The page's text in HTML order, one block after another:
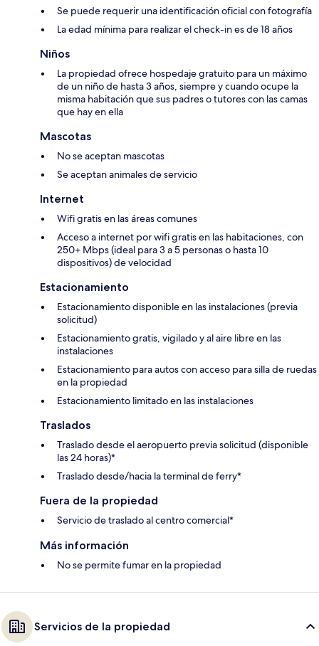
Se puede requerir una identificación oficial con fotografía
La edad mínima para realizar el check-in es de 18 años
Niños
La propiedad ofrece hospedaje gratuito para un máximo
de un niño de hasta 3 años, siempre y cuando ocupe la
misma habitación que sus padres o tutores con las camas
que hay en ella
Mascotas
No se aceptan mascotas
Se aceptan animales de servicio
Internet
Wifi gratis en las áreas comunes
Acceso a internet por wifi gratis en las habitaciones, con
250+ Mbps (ideal para 3 a 5 personas o hasta 10
dispositivos) de velocidad
Estacionamiento
Estacionamiento disponible en las instalaciones (previa
solicitud)
Estacionamiento gratis, vigilado y al aire libre en las
instalaciones
Estacionamiento para autos con acceso para silla de ruedas
en la propiedad
Estacionamiento limitado en las instalaciones
Traslados
Traslado desde el aeropuerto previa solicitud (disponible
las 24 horas)*
Traslado desde/hacia la terminal de ferry*
Fuera de la propiedad
Servicio de traslado al centro comercial*
Más información
No se permite fumar en la propiedad
Servicios de la propiedad